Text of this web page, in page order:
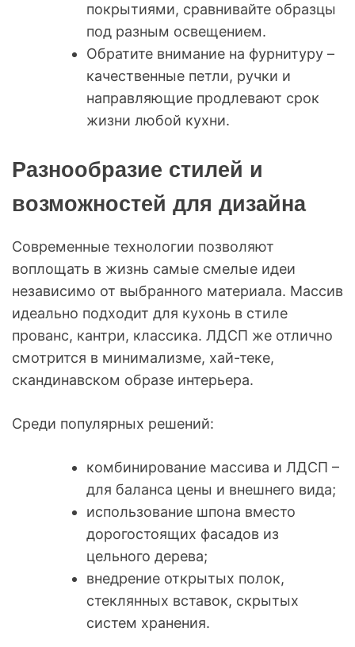
покрытиями, сравнивайте образцы
под разным освещением.
Обратите внимание на фурнитуру –
качественные петли, ручки и
направляющие продлевают срок
жизни любой кухни.
Разнообразие стилей и
возможностей для дизайна
Современные технологии позволяют
воплощать в жизнь самые смелые идеи
независимо от выбранного материала. Массив
идеально подходит для кухонь в стиле
прованс, кантри, классика. ЛДСП же отлично
смотрится в минимализме, хай-теке,
скандинавском образе интерьера.
Среди популярных решений:
комбинирование массива и ЛДСП –
для баланса цены и внешнего вида;
использование шпона вместо
дорогостоящих фасадов из
цельного дерева;
внедрение открытых полок,
стеклянных вставок, скрытых
систем хранения.